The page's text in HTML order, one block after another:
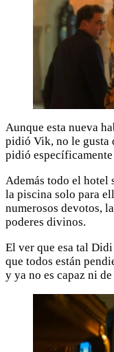
Aunque esta nueva
pidió Vik, no le gusta
pidió
Además todo el hotel
la piscina solo para
numerosos devotos,
poderes divinos.
El ver que esa tal
que todos están
y ya no es capaz ni